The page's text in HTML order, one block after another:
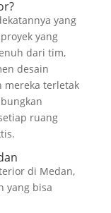
yang
yang
dari tim,
desain
mereka terletak
ruang
di Medan,
yang bisa